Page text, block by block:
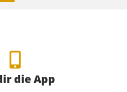
die App